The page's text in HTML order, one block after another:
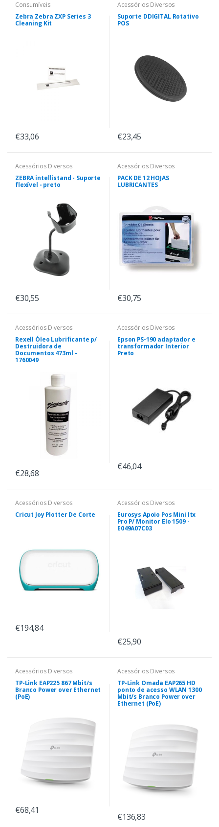
Consumíveis
Zebra Zebra ZXP Series 3
Cleaning Kit
€33,06
Acessórios Diversos
Suporte DDIGITAL Rotativo
POS
€23,45
Acessórios Diversos
ZEBRA intellistand - Suporte
flexível - preto
€30,55
Acessórios Diversos
PACK DE 12 HOJAS
LUBRICANTES
€30,75
Acessórios Diversos
Rexell Óleo Lubrificante p/
Destruidora de
Documentos 473ml -
1760049
€28,68
Acessórios Diversos
Epson PS-190 adaptador e
transformador Interior
Preto
€46,04
Acessórios Diversos
Cricut Joy Plotter De Corte
€194,84
Acessórios Diversos
Eurosys Apoio Pos Mini Itx
Pro P/ Monitor Elo 1509 -
E049A07C03
€25,90
Acessórios Diversos
TP-Link EAP225 867 Mbit/s
Branco Power over Ethernet
(PoE)
€68,41
Acessórios Diversos
TP-Link Omada EAP265 HD
ponto de acesso WLAN 1300
Mbit/s Branco Power over
Ethernet (PoE)
€136,83